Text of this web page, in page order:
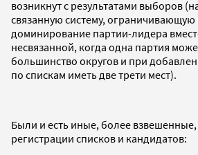
возникнут с результатами выборов
связанную систему,
доминирование партии-лидера
несвязанной, когда одна партия
большинство округов и при
по спискам иметь две трети мест).
Были и есть иные, более
регистрации списков и кандидатов: